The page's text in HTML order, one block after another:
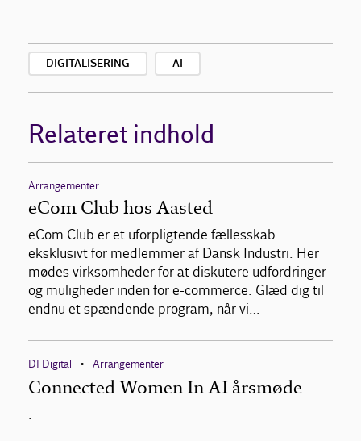
DIGITALISERING AI
Relateret indhold
Arrangementer
eCom Club hos Aasted
eCom Club er et uforpligtende fællesskab
eksklusivt for medlemmer af Dansk Industri. Her
mødes virksomheder for at diskutere udfordringer
og muligheder inden for e-commerce. Glæd dig til
endnu et spændende program, når vi…
DI Digital • Arrangementer
Connected Women In AI årsmøde
.